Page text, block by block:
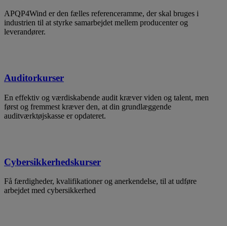
APQP4Wind er den fælles referenceramme, der skal bruges i
industrien til at styrke samarbejdet mellem producenter og
leverandører.
Auditorkurser
En effektiv og værdiskabende audit kræver viden og talent, men
først og fremmest kræver den, at din grundlæggende
auditværktøjskasse er opdateret.
Cybersikkerhedskurser
Få færdigheder, kvalifikationer og anerkendelse, til at udføre
arbejdet med cybersikkerhed